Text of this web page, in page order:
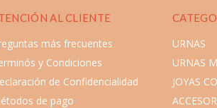
AL CLIENTE
más frecuentes
y Condiciones
de Confidencialidad
de pago
URNAS
URNAS
JOYAS